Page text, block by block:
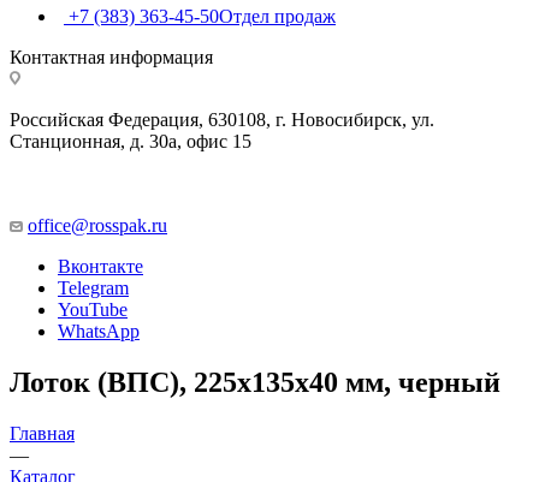
+7 (383) 363-45-50Отдел продаж
Контактная информация
Российская Федерация, 630108, г. Новосибирск, ул.
Станционная, д. 30а, офис 15
office@rosspak.ru
Вконтакте
Telegram
YouTube
WhatsApp
Лоток (ВПС), 225х135х40 мм, черный
Главная
—
Каталог